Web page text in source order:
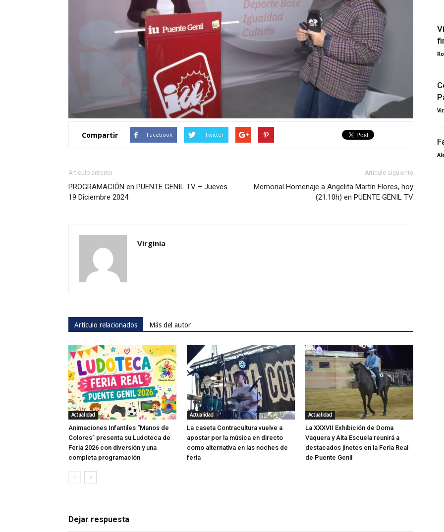
Compartir Facebook Twitter
Artículo anterior
PROGRAMACIÓN en PUENTE GENIL TV – Jueves
19 Diciembre 2024
Artículo siguiente
Memorial Homenaje a Angelita Martín Flores, hoy
(21:10h) en PUENTE GENIL TV
Virginia
Artículo relacionados Más del autor
Actualidad
Animaciones Infantiles “Manos de
Colores” presenta su Ludoteca de
Feria 2026 con diversión y una
completa programación
Actualidad
La caseta Contracultura vuelve a
apostar por la música en directo
como alternativa en las noches de
feria
Actualidad
La XXXVII Exhibición de Doma
Vaquera y Alta Escuela reunirá a
destacados jinetes en la Feria Real
de Puente Genil
Dejar respuesta